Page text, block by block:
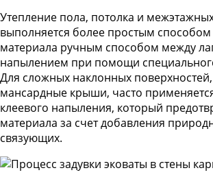
Утепление пола, потолка и
выполняется более простым способом
материала ручным способом между
напылением при помощи
Для сложных наклонных поверхностей,
мансардные крыши, часто
клеевого напыления, который
материала за счет добавления
связующих.